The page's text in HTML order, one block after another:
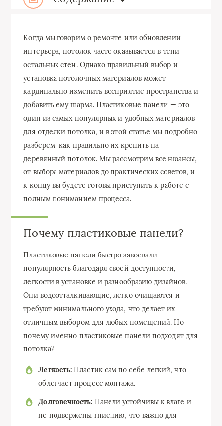
Когда мы говорим о ремонте или обновлении
интерьера, потолок часто оказывается в тени
остальных стен. Однако правильный выбор и
установка потолочных материалов может
кардинально изменить восприятие пространства и
добавить ему шарма. Пластиковые панели — это
один из самых популярных и удобных материалов
для отделки потолка, и в этой статье мы подробно
разберем, как правильно их крепить на
деревянный потолок. Мы рассмотрим все нюансы,
от выбора материалов до практических советов, и
к концу вы будете готовы приступить к работе с
полным пониманием процесса.
Почему пластиковые панели?
Пластиковые панели быстро завоевали
популярность благодаря своей доступности,
легкости в установке и разнообразию дизайнов.
Они водоотталкивающие, легко очищаются и
требуют минимального ухода, что делает их
отличным выбором для любых помещений. Но
почему именно пластиковые панели подходят для
потолка?
Легкость: Пластик сам по себе легкий, что
облегчает процесс монтажа.
Долговечность: Панели устойчивы к влаге и
не подвержены гниению, что важно для